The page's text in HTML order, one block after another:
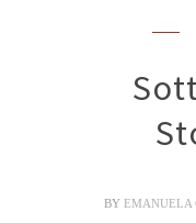
BY EMANUELA